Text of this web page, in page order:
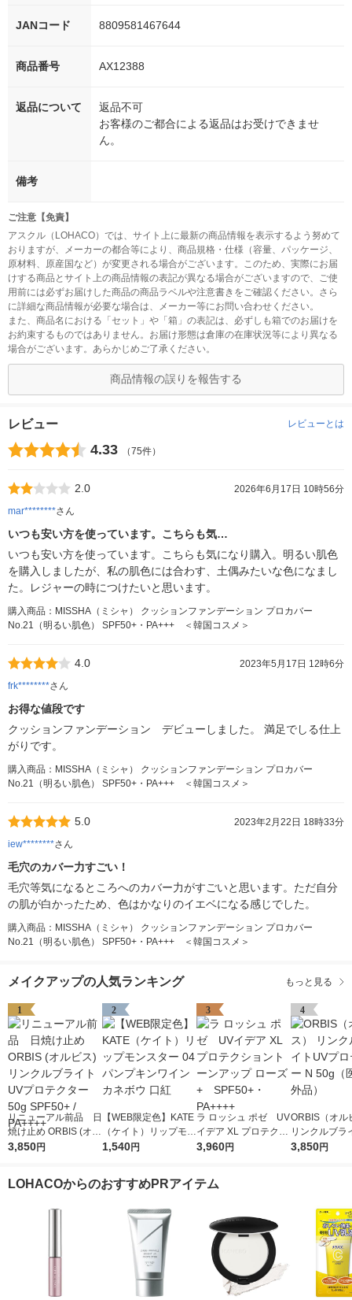
JANコード 8809581467644
商品番号 AX12388
返品について
返品不可
お客様のご都合による返品はお受けできませ
ん。
備考
ご注意【免責】
アスクル（LOHACO）では、サイト上に最新の商品情報を表示するよう努めて
おりますが、メーカーの都合等により、商品規格・仕様（容量、パッケージ、
原材料、原産国など）が変更される場合がございます。このため、実際にお届
けする商品とサイト上の商品情報の表記が異なる場合がございますので、ご使
用前には必ずお届けした商品の商品ラベルや注意書きをご確認ください。さら
に詳細な商品情報が必要な場合は、メーカー等にお問い合わせください。
また、商品名における「セット」や「箱」の表記は、必ずしも箱でのお届けを
お約束するものではありません。お届け形態は倉庫の在庫状況等により異なる
場合がございます。あらかじめご了承ください。
商品情報の誤りを報告する
レビュー レビューとは
4.33 （75件）
2.0
2026年6月17日 10時56分
mar********さん
いつも安い方を使っています。こちらも気…
いつも安い方を使っています。こちらも気になり購入。明るい肌色
を購入しましたが、私の肌色には合わす、土偶みたいな色になまし
た。レジャーの時につけたいと思います。
購入商品：MISSHA（ミシャ） クッションファンデーション プロカバー
No.21（明るい肌色） SPF50+・PA+++ ＜韓国コスメ＞
4.0
2023年5月17日 12時6分
frk********さん
お得な値段です
クッションファンデーション デビューしました。 満足でしる仕上
がりです。
購入商品：MISSHA（ミシャ） クッションファンデーション プロカバー
No.21（明るい肌色） SPF50+・PA+++ ＜韓国コスメ＞
5.0
2023年2月22日 18時33分
iew********さん
毛穴のカバー力すごい！
毛穴等気になるところへのカバー力がすごいと思います。ただ自分
の肌が白かったため、色はかなりのイエベになる感じでした。
購入商品：MISSHA（ミシャ） クッションファンデーション プロカバー
No.21（明るい肌色） SPF50+・PA+++ ＜韓国コスメ＞
メイクアップの人気ランキング もっと見る
1
リニューアル前品 日
焼け止め ORBIS (オル
ビス) リンクルブライ
3,850円
2
【WEB限定色】KATE
（ケイト）リップモン
スター 04 パンプキン
1,540円
3
ラ ロッシュ ポゼ UV
イデア XL プロテクシ
ョントーンアップ ロ
3,960円
4
ORBIS（オル
リンクルブラ
プロテクター
3,850円
LOHACOからのおすすめPRアイテム